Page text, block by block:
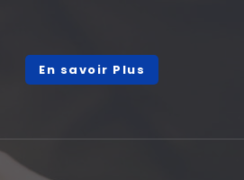
En savoir Plus